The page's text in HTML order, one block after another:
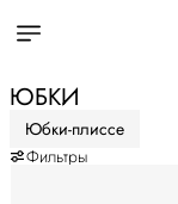
ЮБКИ
Юбки-плиссе
Фильтры